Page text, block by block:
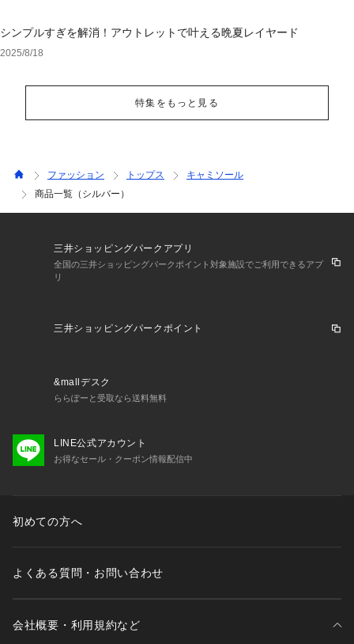
シンプルすぎを解消！アウトレットで叶える晩夏レイヤード
2025/8/18
特集をもっと見る
ファッション トップス
キャミソール
商品一覧（シルバー）
三井ショッピングパークアプリ
全国の三井ショッピングパークポイント対象施設でご利用できるアプ
リ
三井ショッピングパークポイント
&mallデスク
ららぽーと受取なら送料無料
LINE公式アカウント
お得なセール・クーポン情報配信中
初めての方へ
よくある質問・お問い合わせ
会社概要・利用規約など